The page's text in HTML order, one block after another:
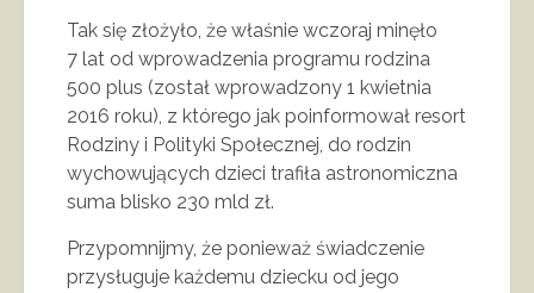
Tak się złożyło, że właśnie wczoraj minęło
7 lat od wprowadzenia programu rodzina
500 plus (został wprowadzony 1 kwietnia
2016 roku), z którego jak poinformował resort
Rodziny i Polityki Społecznej, do rodzin
wychowujących dzieci trafiła astronomiczna
suma blisko 230 mld zł.
Przypomnijmy, że ponieważ świadczenie
przysługuje każdemu dziecku od jego